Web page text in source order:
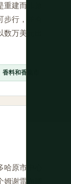
建而非原
行，并有
万美元出
香料和香集市
原市中心
谢雷布博